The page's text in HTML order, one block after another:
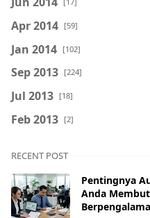
Apr 2014 [59]
Jan 2014 [102]
Sep 2013 [224]
Jul 2013 [18]
Feb 2013 [2]
RECENT POST
Pentingnya
Anda